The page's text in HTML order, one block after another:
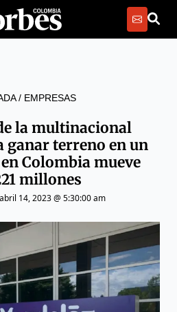
/ EMPRESAS
la multinacional
ganar terreno en un
Colombia mueve
millones
abril 14, 2023 @ 5:30:00 am